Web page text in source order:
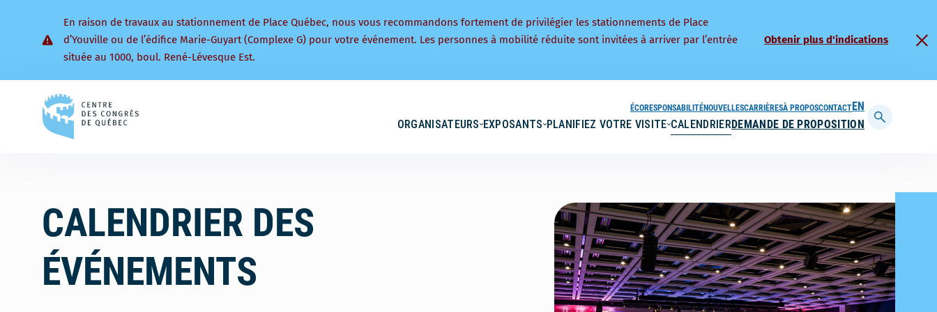
En raison de travaux au stationnement de Place Québec, nous vous recommandons fortement de privilégier les stationnements de Place
d’Youville ou de l’édifice Marie-Guyart (Complexe G) pour votre événement. Les personnes à mobilité réduite sont invitées à arriver par l’entrée
située au 1000, boul. René-Lévesque Est.
Obtenir plus d'indications
ORGANISATEURS EXPOSANTS PLANIFIEZ VOTRE VISITE CALENDRIERDEMANDE DE PROPOSITION
ÉCORESPONSABILITÉNOUVELLESCARRIÈRESÀ PROPOSCONTACTENGLISH
Afficher
recherche
CALENDRIER DES
ÉVÉNEMENTS